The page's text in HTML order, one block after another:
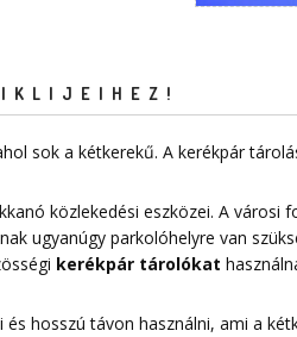
sok a kétkerekű. A kerékpár
közlekedési eszközei. A
ugyanúgy parkolóhelyre van
kerékpár tárolókat
és hosszú távon használni, ami a